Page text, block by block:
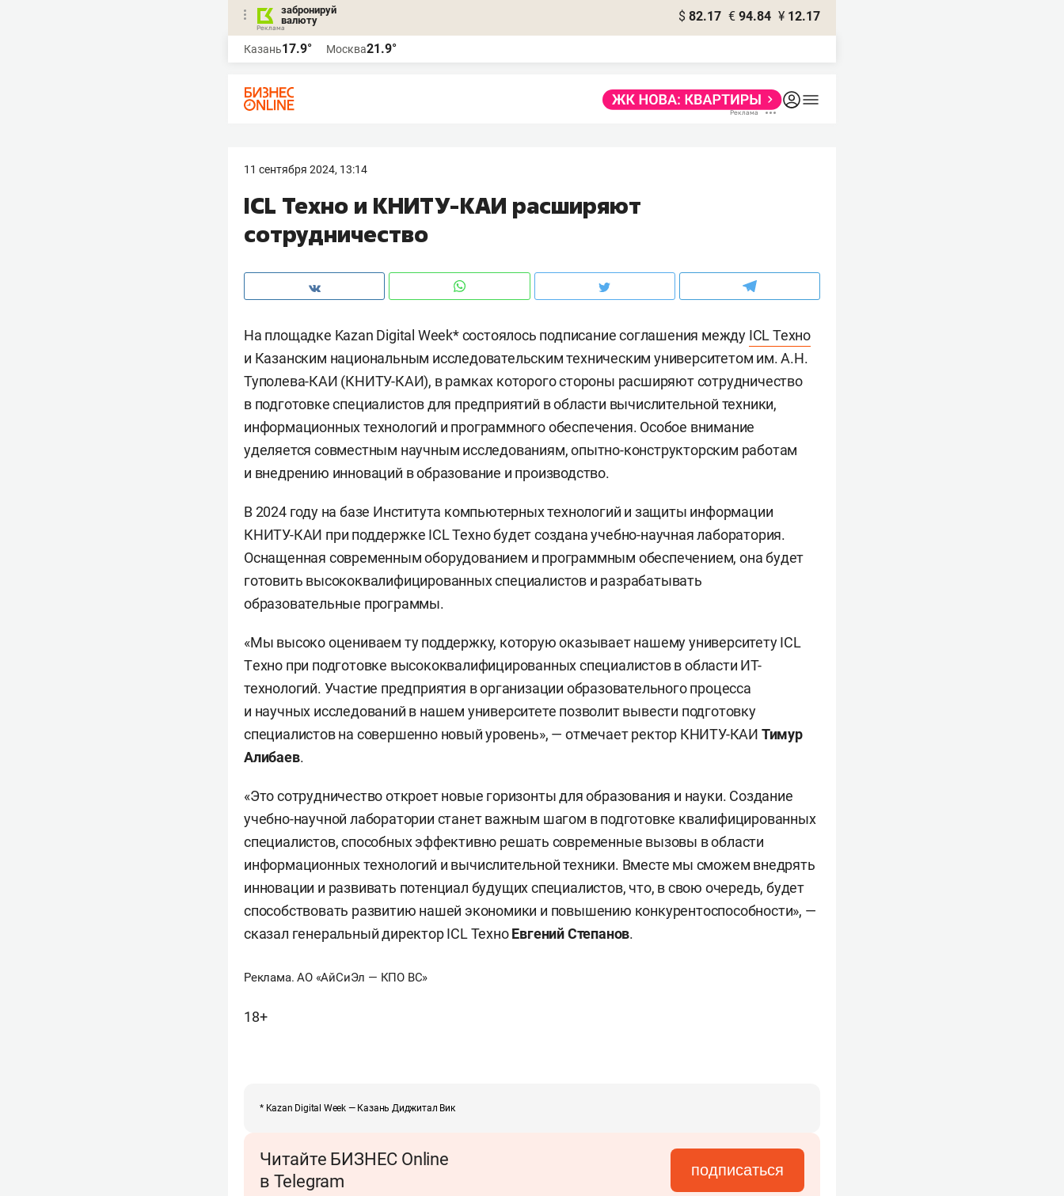
забронируй
валюту
$ 82.17 € 94.84 ¥ 12.17
Казань17.9° Москва21.9°
11 сентября 2024, 13:14
ICL Teхно и КНИТУ-КАИ расширяют
сотрудничество
На площадке Kazan Digital Week* состоялось подписание соглашения между ICL Teхно
и Казанским национальным исследовательским техническим университетом им. А.Н.
Туполева-КАИ (КНИТУ-КАИ), в рамках которого стороны расширяют сотрудничество
в подготовке специалистов для предприятий в области вычислительной техники,
информационных технологий и программного обеспечения. Особое внимание
уделяется совместным научным исследованиям, опытно-конструкторским работам
и внедрению инноваций в образование и производство.
В 2024 году на базе Института компьютерных технологий и защиты информации
КНИТУ-КАИ при поддержке ICL Техно будет создана учебно-научная лаборатория.
Оснащенная современным оборудованием и программным обеспечением, она будет
готовить высококвалифицированных специалистов и разрабатывать
образовательные программы.
«Мы высоко оцениваем ту поддержку, которую оказывает нашему университету ICL
Tехно при подготовке высококвалифицированных специалистов в области ИТ-
технологий. Участие предприятия в организации образовательного процесса
и научных исследований в нашем университете позволит вывести подготовку
специалистов на совершенно новый уровень», — отмечает ректор КНИТУ-КАИ Тимур
Алибаев.
«Это сотрудничество откроет новые горизонты для образования и науки. Создание
учебно-научной лаборатории станет важным шагом в подготовке квалифицированных
специалистов, способных эффективно решать современные вызовы в области
информационных технологий и вычислительной техники. Вместе мы сможем внедрять
инновации и развивать потенциал будущих специалистов, что, в свою очередь, будет
способствовать развитию нашей экономики и повышению конкурентоспособности», —
сказал генеральный директор ICL TeхноЕвгений Степанов.
Реклама. АО «АйСиЭл — КПО ВС»
18+
* Kazan Digital Week — Казань Диджитал Вик
Читайте БИЗНЕС Online
в Telegram
подписаться